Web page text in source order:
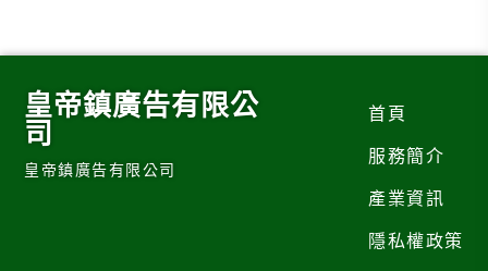
皇帝鎮廣告有限公
司
皇帝鎮廣告有限公司
首頁
服務簡介
產業資訊
隱私權政策